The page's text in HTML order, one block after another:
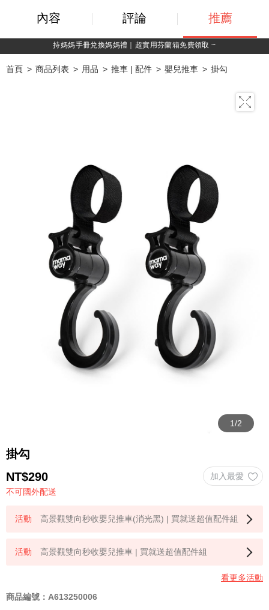
持媽媽手冊兌換媽媽禮｜超實用芬蘭箱免費領取 ~
首頁 商品列表 用品 推車 | 配件 嬰兒推車 掛勾
掛勾
NT$290
不可國外配送
高景觀雙向秒收嬰兒推車(消光黑) | 買就送超值配件組
高景觀雙向秒收嬰兒推車 | 買就送超值配件組
看更多活動
商品編號：A613250006
內容 評論 推薦